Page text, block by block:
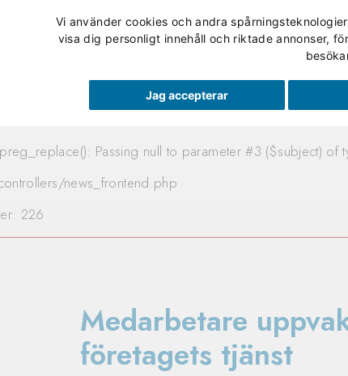
Vi använder cookies och andra
visa dig personligt innehåll och riktade annonser,
Jag accepterar
Våra utbildningar Validering Studerande
Error was encountered
Passing null to parameter #3 ($subject) of
news_frontend.php
226
Medarbetare
företagets tjänst